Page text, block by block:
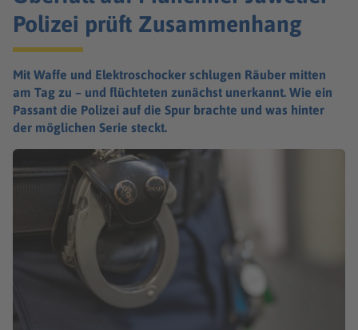
Polizei prüft Zusammenhang
Mit Waffe und Elektroschocker schlugen Räuber mitten
am Tag zu – und flüchteten zunächst unerkannt. Wie ein
Passant die Polizei auf die Spur brachte und was hinter
der möglichen Serie steckt.